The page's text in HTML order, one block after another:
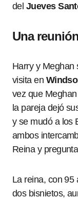
del Jueves
Una
Harry y Meghan
visita en
vez que
la pareja dejó
y se mudó a los
ambos
Reina y
La reina, con 95
dos bisnietos,